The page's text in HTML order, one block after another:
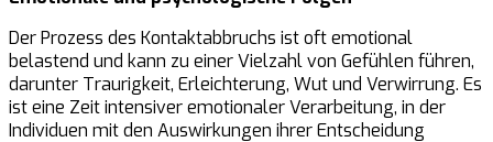
Der Prozess des Kontaktabbruchs ist oft emotional
belastend und kann zu einer Vielzahl von Gefühlen führen,
darunter Traurigkeit, Erleichterung, Wut und Verwirrung. Es
ist eine Zeit intensiver emotionaler Verarbeitung, in der
Individuen mit den Auswirkungen ihrer Entscheidung